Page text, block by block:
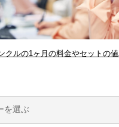
クルの1ヶ月の料金やセットの